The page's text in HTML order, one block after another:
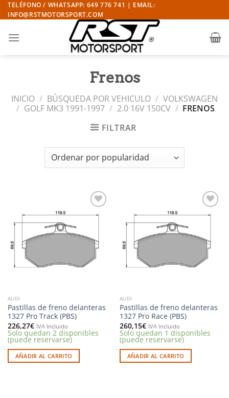
Saltar
al
TELÉFONO / WHATSAPP: 649 776 741 | EMAIL:
INFO@RSTMOTORSPORT.COM
Frenos
INICIO / BÚSQUEDA POR VEHICULO / VOLKSWAGEN
/ GOLF MK3 1991-1997 / 2.0 16V 150CV / FRENOS
FILTRAR
Añadir
deseos
AUDI
Pastillas de freno delanteras
1327 Pro Track (PBS)
226,27€ IVA Incluido
Solo quedan 2 disponibles
(puede reservarse)
AÑADIR AL CARRITO
Añadir
deseos
AUDI
Pastillas de freno delanteras
1327 Pro Race (PBS)
260,15€ IVA Incluido
Solo quedan 1 disponibles
(puede reservarse)
AÑADIR AL CARRITO